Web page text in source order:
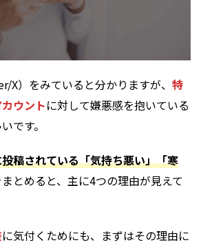
）をみていると分かりますが、 特
ウントに対して嫌悪感を抱いている
です。
稿されている「気持ち悪い」「寒
とめると、主に4つの理由が見えて
に気付くためにも、まずはその理由に